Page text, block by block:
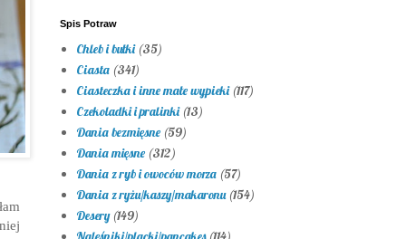
Spis Potraw
Chleb i bułki (35)
Ciasta (341)
Ciasteczka i inne małe wypieki (117)
Czekoladki i pralinki (13)
Dania bezmięsne (59)
Dania mięsne (312)
Dania z ryb i owoców morza (57)
Dania z ryżu/kaszy/makaronu (154)
Desery (149)